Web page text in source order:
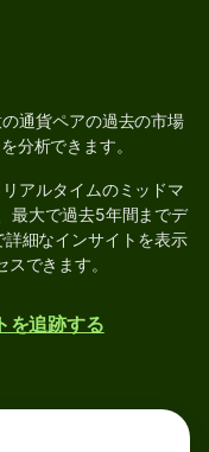
通貨ペアの過去の市場
分析できます。
アルタイムのミッドマ
最大で過去5年間までデ
細なインサイトを表示
できます。
を追跡する